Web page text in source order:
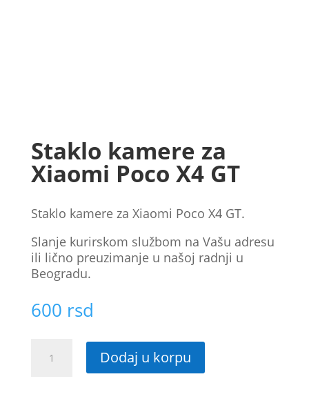
Staklo kamere za
Xiaomi Poco X4 GT
Staklo kamere za Xiaomi Poco X4 GT.
Slanje kurirskom službom na Vašu adresu
ili lično preuzimanje u našoj radnji u
Beogradu.
600 rsd
kamere
Dodaj u korpu